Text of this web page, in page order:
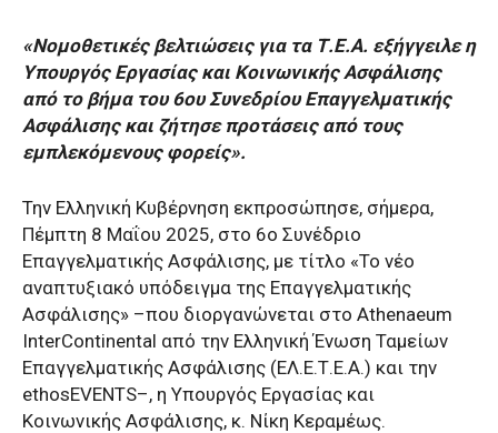
«Νομοθετικές βελτιώσεις για τα Τ.Ε.Α. εξήγγειλε η
Υπουργός Εργασίας και Κοινωνικής Ασφάλισης
από το βήμα του 6ου Συνεδρίου Επαγγελματικής
Ασφάλισης και ζήτησε προτάσεις από τους
εμπλεκόμενους φορείς».
Την Ελληνική Κυβέρνηση εκπροσώπησε, σήμερα,
Πέμπτη 8 Μαΐου 2025, στο 6ο Συνέδριο
Επαγγελματικής Ασφάλισης, με τίτλο «Το νέο
αναπτυξιακό υπόδειγμα της Επαγγελματικής
Ασφάλισης» –που διοργανώνεται στο Athenaeum
InterContinental από την Ελληνική Ένωση Ταμείων
Επαγγελματικής Ασφάλισης (ΕΛ.Ε.Τ.Ε.Α.) και την
ethosEVENTS–, η Υπουργός Εργασίας και
Κοινωνικής Ασφάλισης, κ. Νίκη Κεραμέως.